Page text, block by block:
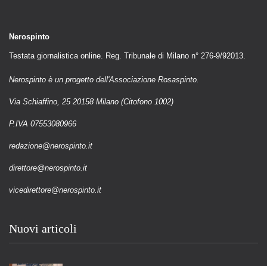
Nerospinto
Testata giornalistica online. Reg. Tribunale di Milano n° 276-9/92013.
Nerospinto è un progetto dell'Associazione Rosaspinto.
Via Schiaffino, 25 20158 Milano (Citofono 1002)
P.IVA 07553080966
redazione@nerospinto.it
direttore@nerospinto.it
vicedirettore@nerospinto.it
Nuovi articoli